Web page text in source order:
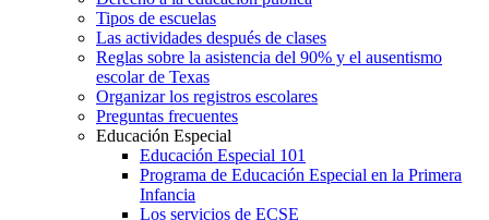
Tipos de escuelas
Las actividades después de clases
Reglas sobre la asistencia del 90% y el ausentismo
escolar de Texas
Organizar los registros escolares
Preguntas frecuentes
Educación Especial
Educación Especial 101
Programa de Educación Especial en la Primera
Infancia
Los servicios de ECSE